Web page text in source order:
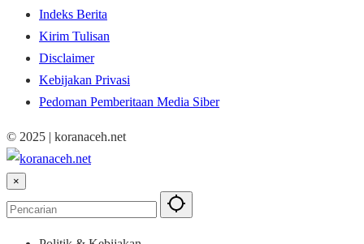
Indeks Berita
Kirim Tulisan
Disclaimer
Kebijakan Privasi
Pedoman Pemberitaan Media Siber
© 2025 | koranaceh.net
×